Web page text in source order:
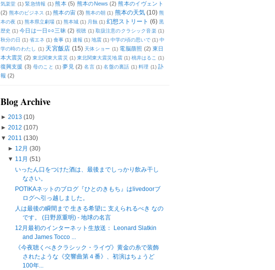
気楽堂 (1) 緊急情報 (1) 熊本 (5) 熊本のNews (2) 熊本のイヴェント
(2) 熊本のビジネス (1) 熊本の宙 (3) 熊本の朝 (1) 熊本の天気 (10) 熊
本の夜 (1) 熊本県立劇場 (1) 熊本城 (1) 月蝕 (1) 幻想ストリート (6) 黒
歴史 (1) 今日は一日○○三昧 (2) 視聴 (1) 取扱注意のクラシック音楽 (1)
秋分の日 (1) 省エネ (1) 食事 (1) 速報 (1) 地震 (1) 中学の頃の思いで (1) 中
学の時のわたし
(1) 天宮飯店 (15) 天体ショー (1) 電脳萠照 (2) 東日
本大震災 (2) 東北関東大震災 (1) 東北関東大震災地震 (1) 桃井はるこ (1)
復興支援 (3) 母のこと (1) 夢見 (2) 名言 (1) 名盤の裏話 (1) 料理 (1) 訃
報 (2)
Blog Archive
► 2013 (10)
► 2012 (107)
▼ 2011 (130)
► 12月 (30)
▼ 11月 (51)
いったん口をつけた酒は、最後までしっかり飲み干し
なさい。
POTIKAネットのブログ『ひとのきもち』はlivedoorブ
ログへ引っ越しました。
人は最後の瞬間まで 生きる希望に 支えられるべき なの
です。 (日野原重明) - 地球の名言
12月最初のインターネット生放送： Leonard Slatkin
and James Tocco ...
《今夜聴くべきクラシック・ライヴ》黄金の糸で装飾
されたような《交響曲第４番》、初演はちょうど
100年...